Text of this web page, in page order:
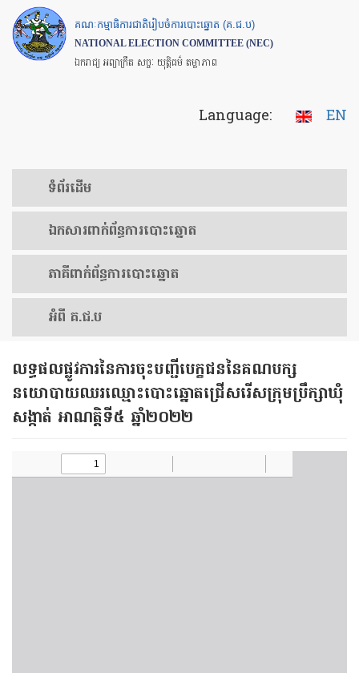
Skip
to
main
គណៈកម្មាធិការជាតិរៀបចំការបោះឆ្នោត (គ.ជ.ប)
NATIONAL ELECTION COMMITTEE (NEC)
ឯករាជ្យ អព្យាក្រឹត សច្ចៈ យុត្តិធម៌ តម្លាភាព
Language: EN
ទំព័រ​ដើម
ឯកសារ​ពាក់ព័ន្ធ​ការ​បោះឆ្នោត
​ភាគីពាក់ព័ន្ធ​​ការ​បោះឆ្នោត
អំពី គ.ជ.ប
លទ្ធផលផ្លូវការនៃការចុះបញ្ជីបេក្ខជននៃគណបក្ស
នយោបាយឈរឈ្មោះបោះឆ្នោតជ្រើសរើសក្រុមប្រឹក្សាឃុំ
សង្កាត់ អាណត្តិទី៥ ឆ្នាំ២០២២